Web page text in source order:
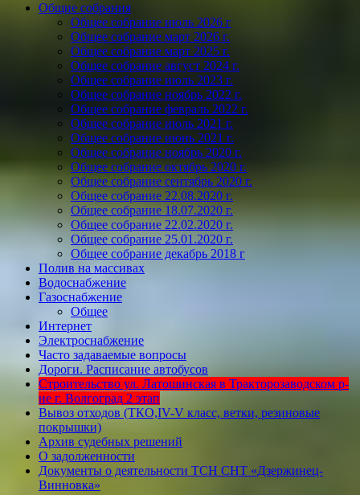
Общие собрания
Общее собрание июль 2026 г
Общее собрание март 2026 г.
Общее собрание март 2025 г.
Общее собрание август 2024 г.
Общее собрание июль 2023 г.
Общее собрание ноябрь 2022 г.
Общее собрание февраль 2022 г.
Общее собрание июль 2021 г.
Общее собрание июнь 2021 г.
Общее собрание ноябрь 2020 г.
Общее собрание октябрь 2020 г.
Общее собрание сентябрь 2020 г.
Общее собрание 22.08.2020 г.
Общее собрание 18.07.2020 г.
Общее собрание 22.02.2020 г.
Общее собрание 25.01.2020 г.
Общее собрание декабрь 2018 г
Полив на массивах
Водоснабжение
Газоснабжение
Общее
Интернет
Электроснабжение
Часто задаваемые вопросы
Дороги. Расписание автобусов
Строительство ул. Латошинская в Тракторозаводском р-
не г. Волгоград 2 этап
Вывоз отходов (ТКО,IV-V класс, ветки, резиновые
покрышки)
Архив судебных решений
О задолженности
Документы о деятельности ТСН СНТ «Дзержинец-
Винновка»